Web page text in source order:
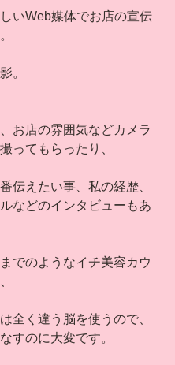
いWeb媒体でお店の宣伝
。
お店の雰囲気などカメラ
ってもらったり、
伝えたい事、私の経歴、
などのインタビューもあ
でのようなイチ美容カウ
全く違う脳を使うので、
すのに大変です。